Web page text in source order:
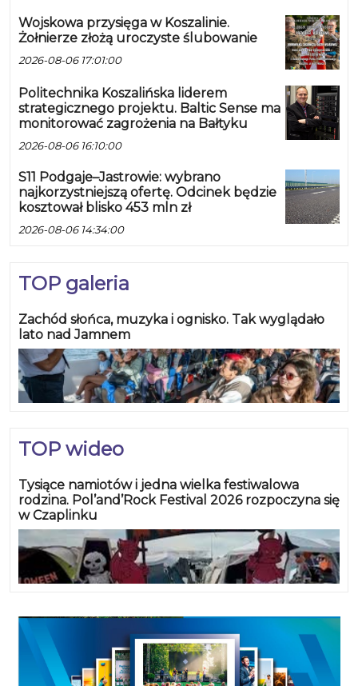
Wojskowa przysięga w Koszalinie.
Żołnierze złożą uroczyste ślubowanie
2026-08-06 17:01:00
Politechnika Koszalińska liderem
strategicznego projektu. Baltic Sense ma
monitorować zagrożenia na Bałtyku
2026-08-06 16:10:00
S11 Podgaje–Jastrowie: wybrano
najkorzystniejszą ofertę. Odcinek będzie
kosztował blisko 453 mln zł
2026-08-06 14:34:00
TOP galeria
Zachód słońca, muzyka i ognisko. Tak wyglądało
lato nad Jamnem
TOP wideo
Tysiące namiotów i jedna wielka festiwalowa
rodzina. Pol’and’Rock Festival 2026 rozpoczyna się
w Czaplinku